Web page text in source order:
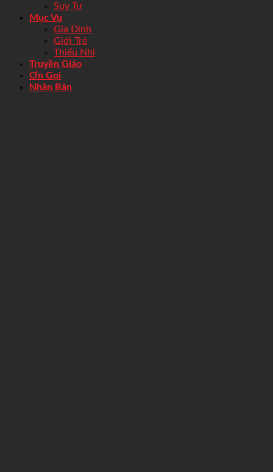
Suy Tư
Mục Vụ
Gia Đình
Giới Trẻ
Thiếu Nhi
Truyền Giáo
Ơn Gọi
Nhân Bản